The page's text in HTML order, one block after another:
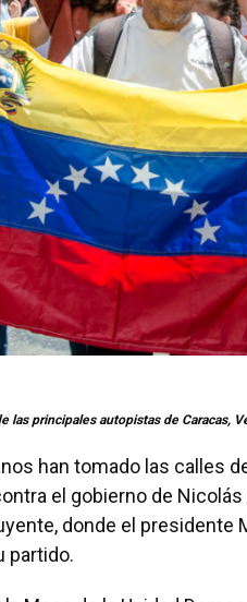
las principales autopistas de Caracas,
han tomado las calles
el gobierno de Nicolás
donde el
partido.